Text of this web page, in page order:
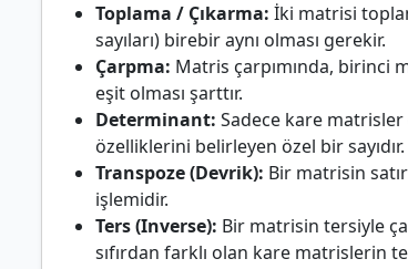
Toplama / Çıkarma: İki matrisi
sayıları) birebir aynı olması gerekir.
Çarpma: Matris çarpımında, birinci
eşit olması şarttır.
Determinant: Sadece kare
özelliklerini belirleyen özel bir sayıdır.
Transpoze (Devrik): Bir matrisin
işlemidir.
Ters (Inverse): Bir matrisin tersiyle
sıfırdan farklı olan kare matrislerin